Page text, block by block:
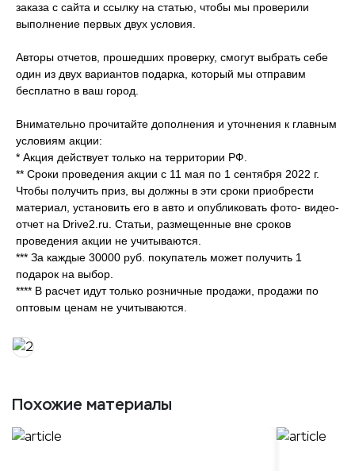
заказа с сайта и ссылку на статью, чтобы мы проверили
выполнение первых двух условия.
Авторы отчетов, прошедших проверку, смогут выбрать себе
один из двух вариантов подарка, который мы отправим
бесплатно в ваш город.
Внимательно прочитайте дополнения и уточнения к главным
условиям акции:
* Акция действует только на территории РФ.
** Сроки проведения акции с 11 мая по 1 сентября 2022 г.
Чтобы получить приз, вы должны в эти сроки приобрести
материал, установить его в авто и опубликовать фото- видео-
отчет на Drive2.ru. Статьи, размещенные вне сроков
проведения акции не учитываются.
*** За каждые 30000 руб. покупатель может получить 1
подарок на выбор.
**** В расчет идут только розничные продажи, продажи по
оптовым ценам не учитываются.
Похожие материалы